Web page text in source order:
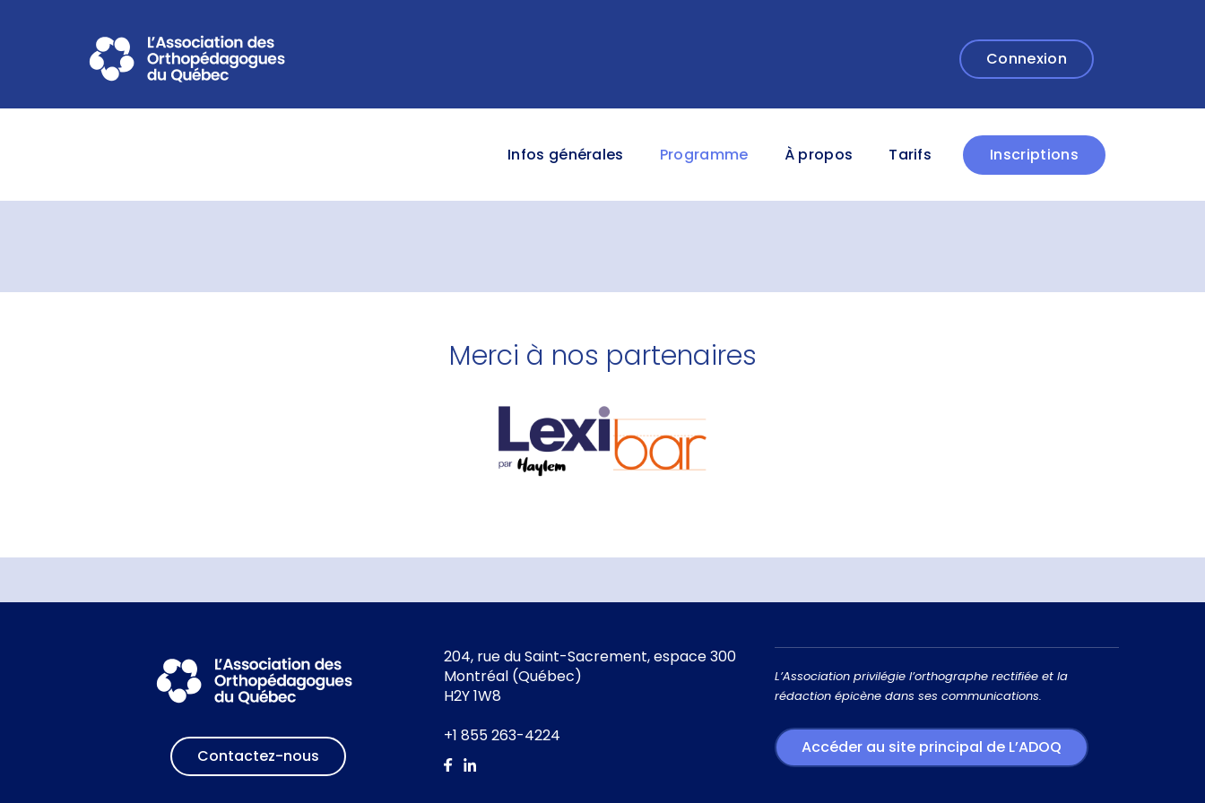
Connexion
Infos générales Programme À propos Tarifs Inscriptions
Merci à nos partenaires
Contactez-nous
204, rue du Saint-Sacrement, espace 300
Montréal (Québec)
H2Y 1W8
+1 855 263-4224
L’Association privilégie l’orthographe rectifiée et la
rédaction épicène dans ses communications.
Accéder au site principal de L’ADOQ